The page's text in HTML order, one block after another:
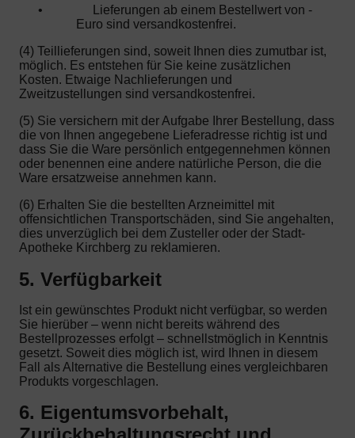
•
Lieferungen ab einem Bestellwert von -
Euro sind versandkostenfrei.
(4) Teillieferungen sind, soweit Ihnen dies zumutbar ist,
möglich. Es entstehen für Sie keine zusätzlichen
Kosten. Etwaige Nachlieferungen und
Zweitzustellungen sind versandkostenfrei.
(5) Sie versichern mit der Aufgabe Ihrer Bestellung, dass
die von Ihnen angegebene Lieferadresse richtig ist und
dass Sie die Ware persönlich entgegennehmen können
oder benennen eine andere natürliche Person, die die
Ware ersatzweise annehmen kann.
(6) Erhalten Sie die bestellten Arzneimittel mit
offensichtlichen Transportschäden, sind Sie angehalten,
dies unverzüglich bei dem Zusteller oder der Stadt-
Apotheke Kirchberg zu reklamieren.
5. Verfügbarkeit
Ist ein gewünschtes Produkt nicht verfügbar, so werden
Sie hierüber – wenn nicht bereits während des
Bestellprozesses erfolgt – schnellstmöglich in Kenntnis
gesetzt. Soweit dies möglich ist, wird Ihnen in diesem
Fall als Alternative die Bestellung eines vergleichbaren
Produkts vorgeschlagen.
6. Eigentumsvorbehalt,